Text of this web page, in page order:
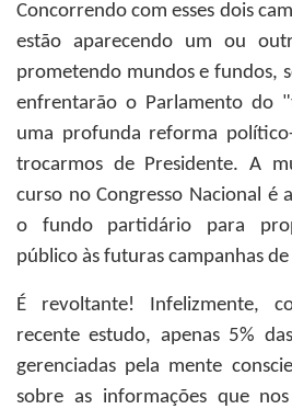
Concorrendo com esses dois
estão aparecendo um ou
prometendo mundos e fundos,
enfrentarão o Parlamento do
uma profunda reforma
trocarmos de Presidente. A
curso no Congresso Nacional é
o fundo partidário para
público às futuras campanhas
É revoltante! Infelizmente,
recente estudo, apenas 5%
gerenciadas pela mente
sobre as informações que